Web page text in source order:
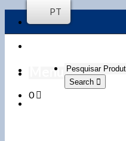
Menu
Search
0
PT